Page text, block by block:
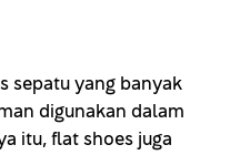
sepatu yang banyak
digunakan dalam
itu, flat shoes juga